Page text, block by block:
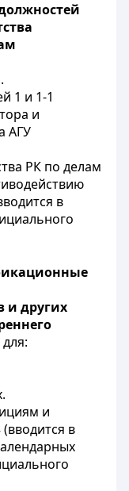
.
1 и 1-1
и
АГУ
РК по делам
в
и других
и
в